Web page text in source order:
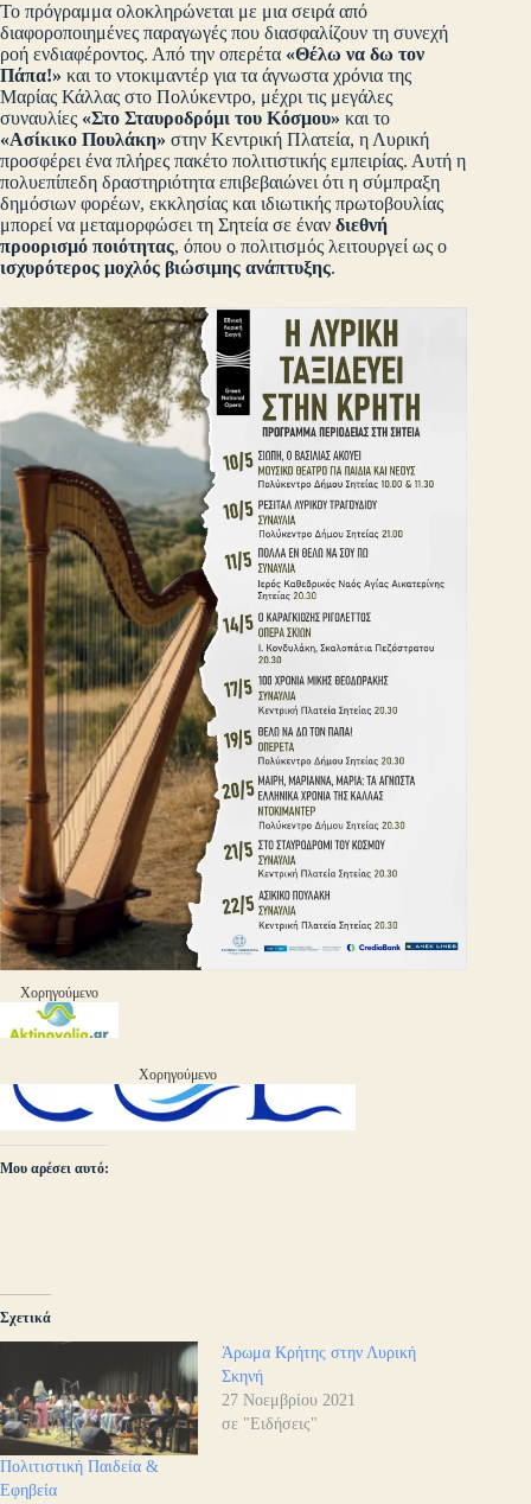
Το πρόγραμμα ολοκληρώνεται με μια σειρά από
διαφοροποιημένες παραγωγές που διασφαλίζουν τη συνεχή
ροή ενδιαφέροντος. Από την οπερέτα «Θέλω να δω τον
Πάπα!» και το ντοκιμαντέρ για τα άγνωστα χρόνια της
Μαρίας Κάλλας στο Πολύκεντρο, μέχρι τις μεγάλες
συναυλίες «Στο Σταυροδρόμι του Κόσμου» και το
«Ασίκικο Πουλάκη» στην Κεντρική Πλατεία, η Λυρική
προσφέρει ένα πλήρες πακέτο πολιτιστικής εμπειρίας. Αυτή η
πολυεπίπεδη δραστηριότητα επιβεβαιώνει ότι η σύμπραξη
δημόσιων φορέων, εκκλησίας και ιδιωτικής πρωτοβουλίας
μπορεί να μεταμορφώσει τη Σητεία σε έναν διεθνή
προορισμό ποιότητας, όπου ο πολιτισμός λειτουργεί ως ο
ισχυρότερος μοχλός βιώσιμης ανάπτυξης.
Χορηγούμενο
Χορηγούμενο
Μου αρέσει αυτό:
Σχετικά
Πολιτιστική Παιδεία &
Εφηβεία
Άρωμα Κρήτης στην Λυρική
Σκηνή
27 Νοεμβρίου 2021
σε "Ειδήσεις"